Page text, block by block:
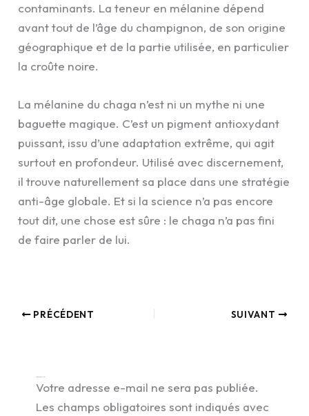
contaminants. La teneur en mélanine dépend
avant tout de l’âge du champignon, de son origine
géographique et de la partie utilisée, en particulier
la croûte noire.
La mélanine du chaga n’est ni un mythe ni une
baguette magique. C’est un pigment antioxydant
puissant, issu d’une adaptation extrême, qui agit
surtout en profondeur. Utilisé avec discernement,
il trouve naturellement sa place dans une stratégie
anti-âge globale. Et si la science n’a pas encore
tout dit, une chose est sûre : le chaga n’a pas fini
de faire parler de lui.
PRÉCÉDENT SUIVANT
Votre adresse e-mail ne sera pas publiée.
Les champs obligatoires sont indiqués avec